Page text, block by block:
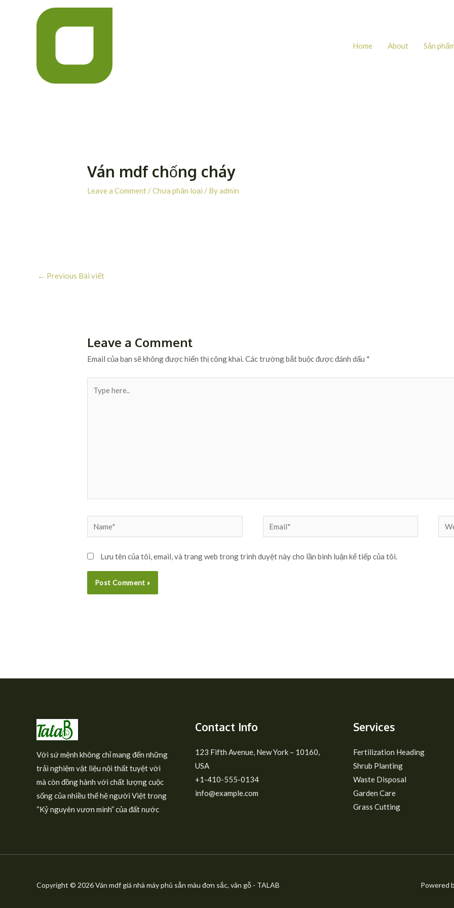
Home
About Sản
Ván mdf chống cháy
Leave a Comment /Chưa phân loại / Byadmin
Post
navigation
← Previous Bài viết
Leave a Comment
Email của bạn sẽ không được hiển thị công khai.Các trường bắt buộc được đánh dấu *
here..
Name* Email*
Lưu tên của tôi, email, và trang web trong trình duyệt này cho lần bình luận kế tiếp của tôi.
Với sứ mệnh không chỉ mang đến những
trải nghiệm vật liệu nội thất tuyệt vời
mà còn đồng hành với chất lượng cuộc
sống của nhiều thế hệ người Việt trong
“Kỷ nguyên vươn mình” của đất nước
Contact Info
123 Fifth Avenue, New York – 10160,
USA
+1-410-555-0134
info@example.com
Services
Fertilization Heading
Shrub Planting
Waste Disposal
Garden Care
Grass Cutting
Copyright © 2026 Ván mdf giá nhà máy phủ sẳn màu đơn sắc, vân gỗ - TALAB Powered